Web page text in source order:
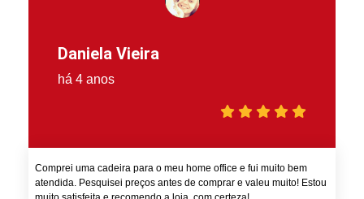
Daniela Vieira
há 4 anos
Comprei uma cadeira para o meu home office e fui muito bem
atendida. Pesquisei preços antes de comprar e valeu muito! Estou